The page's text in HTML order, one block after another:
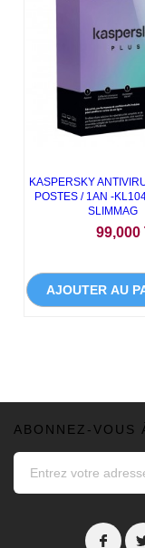
KASPERSKY
POSTES / 1AN -
SLIMMAG
99,000
AJOUTER AU
ABONNEZ-VOUS